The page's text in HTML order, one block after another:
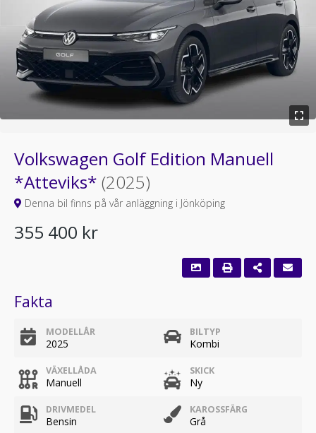
Volkswagen Golf Edition Manuell
*Atteviks* (2025)
Denna bil finns på vår anläggning i Jönköping
355 400 kr
Fakta
MODELLÅR
2025
BILTYP
Kombi
VÄXELLÅDA
Manuell
SKICK
Ny
DRIVMEDEL
Bensin
KAROSSFÄRG
Grå